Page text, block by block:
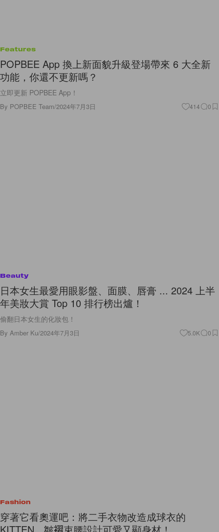
Features
POPBEE App 換上新面貌升級登場帶來 6 大全新
功能，你還不更新嗎？
立即更新 POPBEE App！
By POPBEE Team/2024年7月3日 414 0
Beauty
日本女生最愛用眼影盤、面膜、唇膏 ... 2024 上半
年美妝大賞 Top 10 排行榜出爐！
偷翻日本女生的化妝包！
By Amber Ku/2024年7月3日 5.0K 0
Fashion
穿著它看奧運吧：將二手衣物改造成球衣的